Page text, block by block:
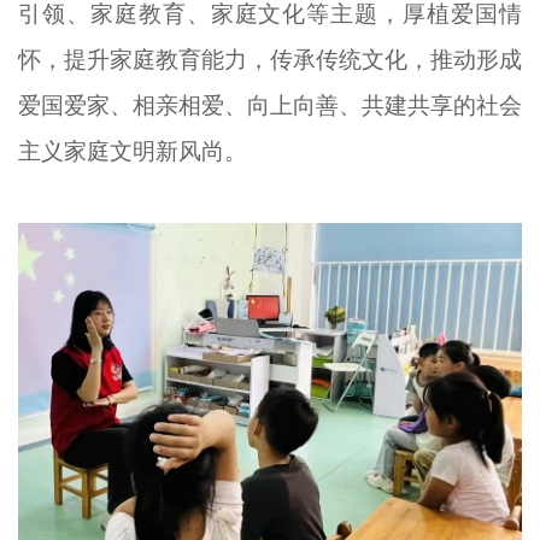
引领、家庭教育、家庭文化等主题，厚植爱国情
怀，提升家庭教育能力，传承传统文化，推动形成
爱国爱家、相亲相爱、向上向善、共建共享的社会
主义家庭文明新风尚。